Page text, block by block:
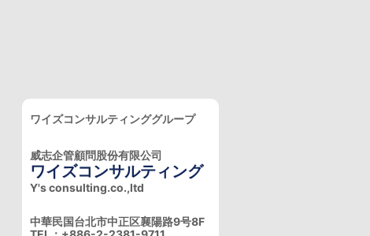
ワイズコンサルティンググループ
威志企管顧問股份有限公司
ワイズコンサルティング
Y's consulting.co.,ltd
中華民国台北市中正区襄陽路9号8F